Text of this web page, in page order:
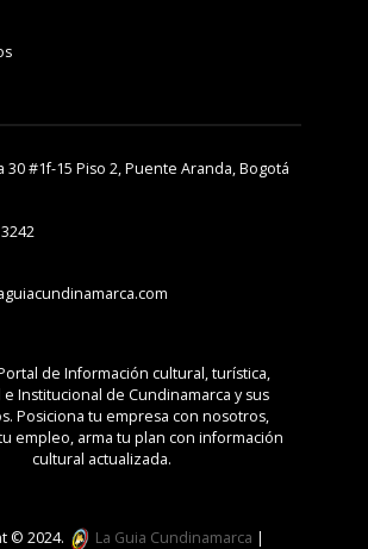
30 #1f-15 Piso 2, Puente Aranda, Bogotá
de Información cultural, turística,
e Institucional de Cundinamarca y sus
Posiciona tu empresa con nosotros,
empleo, arma tu plan con información
cultural actualizada.
© 2024. La Guia Cundinamarca |